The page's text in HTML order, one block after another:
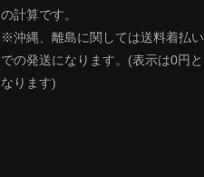
の計算です。
※沖縄、離島に関しては送料着払い
での発送になります。(表示は0円と
なります)